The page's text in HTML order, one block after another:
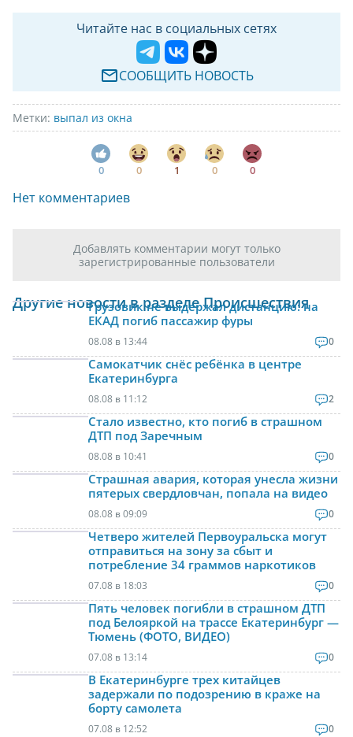
Читайте нас в социальных сетях
СООБЩИТЬ НОВОСТЬ
Метки: выпал из окна
0 0 1 0 0
Нет комментариев
Добавлять комментарии могут только
зарегистрированные пользователи
Другие новости в разделе Происшествия
Грузовик не выдержал дистанцию: на
ЕКАД погиб пассажир фуры
08.08 в 13:44 0
Самокатчик снёс ребёнка в центре
Екатеринбурга
08.08 в 11:12 2
Стало известно, кто погиб в страшном
ДТП под Заречным
08.08 в 10:41 0
Страшная авария, которая унесла жизни
пятерых свердловчан, попала на видео
08.08 в 09:09 0
Четверо жителей Первоуральска могут
отправиться на зону за сбыт и
потребление 34 граммов наркотиков
07.08 в 18:03 0
Пять человек погибли в страшном ДТП
под Белояркой на трассе Екатеринбург —
Тюмень (ФОТО, ВИДЕО)
07.08 в 13:14 0
В Екатеринбурге трех китайцев
задержали по подозрению в краже на
борту самолета
07.08 в 12:52 0